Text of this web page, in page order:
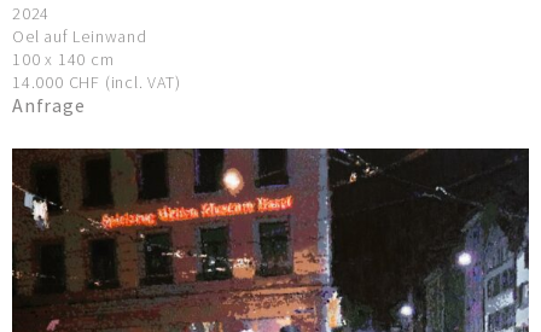
2024
Oel auf Leinwand
100 x 140 cm
14.000 CHF (incl. VAT)
Anfrage